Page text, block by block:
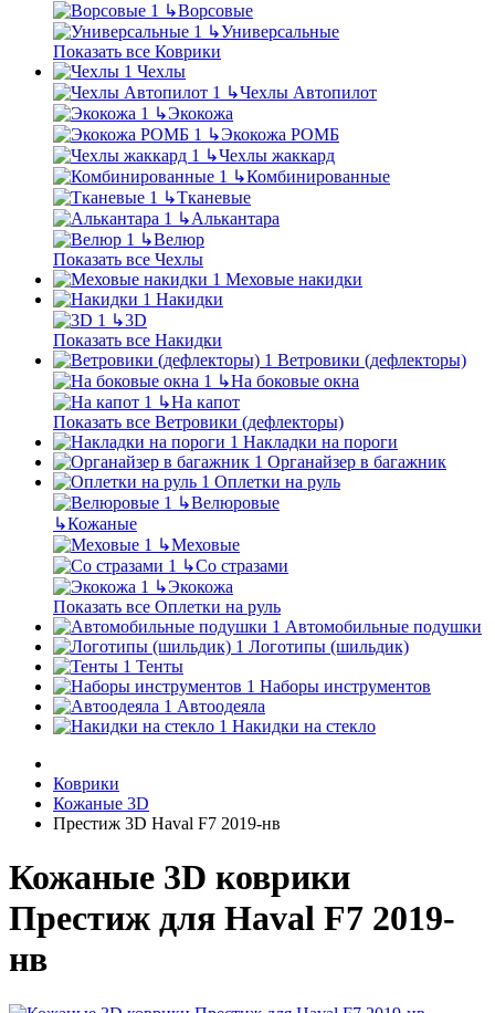
↳Ворсовые
↳Универсальные
Показать все Коврики
Чехлы
↳Чехлы Автопилот
↳Экокожа
↳Экокожа РОМБ
↳Чехлы жаккард
↳Комбинированные
↳Тканевые
↳Алькантара
↳Велюр
Показать все Чехлы
Меховые накидки
Накидки
↳3D
Показать все Накидки
Ветровики (дефлекторы)
↳На боковые окна
↳На капот
Показать все Ветровики (дефлекторы)
Накладки на пороги
Органайзер в багажник
Оплетки на руль
↳Велюровые
↳Кожаные
↳Меховые
↳Со стразами
↳Экокожа
Показать все Оплетки на руль
Автомобильные подушки
Логотипы (шильдик)
Тенты
Наборы инструментов
Автоодеяла
Накидки на стекло
Коврики
Кожаные 3D
Престиж 3D Haval F7 2019-нв
Кожаные 3D коврики
Престиж для Haval F7 2019-
нв